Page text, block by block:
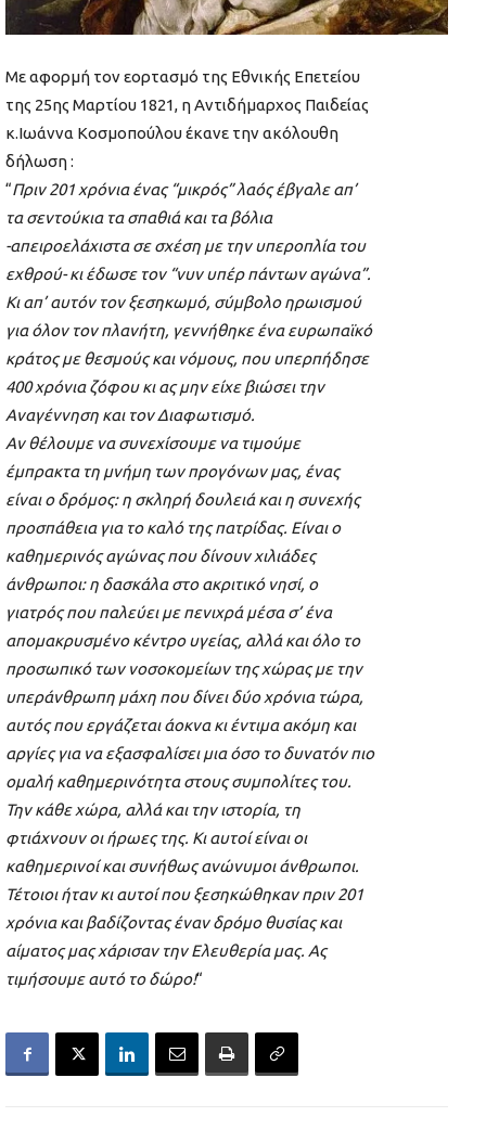
Με αφορμή τον εορτασμό της Εθνικής Επετείου
της 25ης Μαρτίου 1821, η Αντιδήμαρχος Παιδείας
κ.Ιωάννα Κοσμοπούλου έκανε την ακόλουθη
δήλωση :
“Πριν 201 χρόνια ένας “μικρός” λαός έβγαλε απ’
τα σεντούκια τα σπαθιά και τα βόλια
-απειροελάχιστα σε σχέση με την υπεροπλία του
εχθρού- κι έδωσε τον “νυν υπέρ πάντων αγώνα”.
Κι απ’ αυτόν τον ξεσηκωμό, σύμβολο ηρωισμού
για όλον τον πλανήτη, γεννήθηκε ένα ευρωπαϊκό
κράτος με θεσμούς και νόμους, που υπερπήδησε
400 χρόνια ζόφου κι ας μην είχε βιώσει την
Αναγέννηση και τον Διαφωτισμό.
Αν θέλουμε να συνεχίσουμε να τιμούμε
έμπρακτα τη μνήμη των προγόνων μας, ένας
είναι ο δρόμος: η σκληρή δουλειά και η συνεχής
προσπάθεια για το καλό της πατρίδας. Είναι ο
καθημερινός αγώνας που δίνουν χιλιάδες
άνθρωποι: η δασκάλα στο ακριτικό νησί, ο
γιατρός που παλεύει με πενιχρά μέσα σ’ ένα
απομακρυσμένο κέντρο υγείας, αλλά και όλο το
προσωπικό των νοσοκομείων της χώρας με την
υπεράνθρωπη μάχη που δίνει δύο χρόνια τώρα,
αυτός που εργάζεται άοκνα κι έντιμα ακόμη και
αργίες για να εξασφαλίσει μια όσο το δυνατόν πιο
ομαλή καθημερινότητα στους συμπολίτες του.
Την κάθε χώρα, αλλά και την ιστορία, τη
φτιάχνουν οι ήρωες της. Κι αυτοί είναι οι
καθημερινοί και συνήθως ανώνυμοι άνθρωποι.
Τέτοιοι ήταν κι αυτοί που ξεσηκώθηκαν πριν 201
χρόνια και βαδίζοντας έναν δρόμο θυσίας και
αίματος μας χάρισαν την Ελευθερία μας. Ας
τιμήσουμε αυτό το δώρο!“